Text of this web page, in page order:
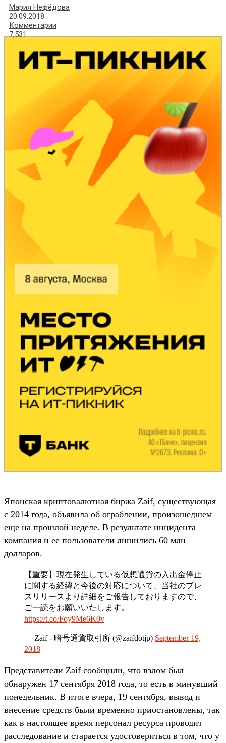
Мария Нефёдова
20.09.2018
Комментарии
7,531
Японская криптовалютная биржа Zaif, существующая
с 2014 года, объявила об ограблении, произошедшем
еще на прошлой неделе. В результате инцидента
компания и ее пользователи лишились 60 млн
долларов.
【重要】現在発生している仮想通貨の入出金停止
に関する経緯と今後の対応について、当社のプレ
スリリースより詳細をご報告しておりますので、
ご一読をお願いいたします。
https://t.co/Foy9Me6K0v
— Zaif - 暗号通貨取引所 (@zaifdotjp) September 19,
2018
Представители Zaif сообщили, что взлом был
обнаружен 17 сентября 2018 года, то есть в минувший
понедельник. В итоге вчера, 19 сентября, вывод и
внесение средств были временно приостановлены, так
как в настоящее время персонал ресурса проводит
расследование и старается удостовериться в том, что у